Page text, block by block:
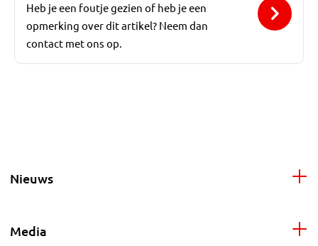
Heb je een foutje gezien of heb je een
opmerking over dit artikel? Neem dan
contact met ons op.
Nieuws
Media